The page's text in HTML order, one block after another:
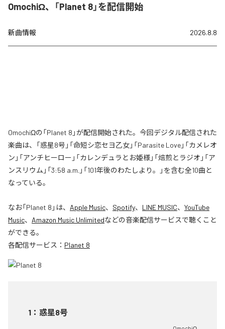
OmochiΩ、「Planet 8」を配信開始
新曲情報 2026.8.8
OmochiΩの「Planet 8」が配信開始された。今回デジタル配信された
楽曲は、「惑星8号」「命短シ恋セヨ乙女」「Parasite Love」「カメレオ
ン」「アンチヒーロー」「カレンデュラとお姫様」「焙煎とラジオ」「ア
ンスリウム」「3:58 a.m.」「101年後のわたしより。」を含む全10曲と
なっている。
なお「Planet 8 」は、 Apple Music、 Spotify、 LINE MUSIC、 YouTube
Music、 Amazon Music Unlimitedなどの音楽配信サービスで聴くこと
ができる。
各配信サービス： Planet 8
1 ： 惑星8号